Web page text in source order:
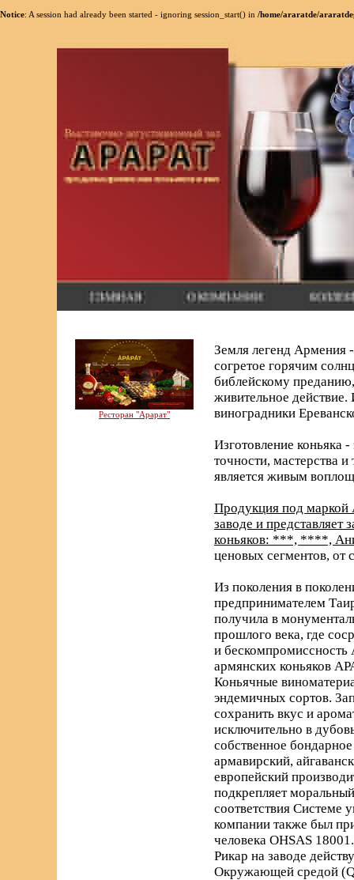
Notice: A session had already been started - ignoring session_start() in /home/araratde/
Ресторан "Арарат"
Земля легенд Армения
согретое горячим
библейскому
живительное
виноградники
Изготовление коньяка
точности, мастерства
является живым
Продукция под маркой
заводе и
коньяков: ***, ****,
ценовых сегментов, от
Из поколения в
предпринимателем
получила в
прошлого века, где
и бескомпромиссность
армянских коньяков
Коньячные
эндемичных сортов.
сохранить вкус и
исключительно в
собственное
армавирский,
европейский
подкрепляет
соответствия
компании также был
человека OHSAS
Рикар на заводе
Окружающей средой